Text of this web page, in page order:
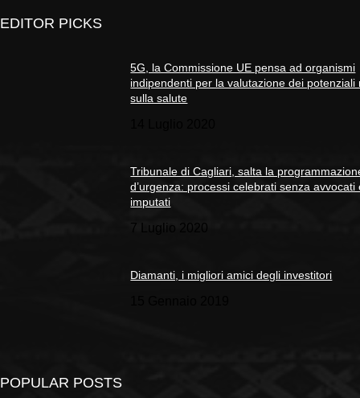
EDITOR PICKS
5G, la Commissione UE pensa ad organismi
indipendenti per la valutazione dei potenziali
sulla salute
Tribunale di Cagliari, salta la
d’urgenza: processi celebrati senza avvocati
imputati
7 Luglio 2020
Diamanti, i migliori amici degli investitori
POPULAR POSTS